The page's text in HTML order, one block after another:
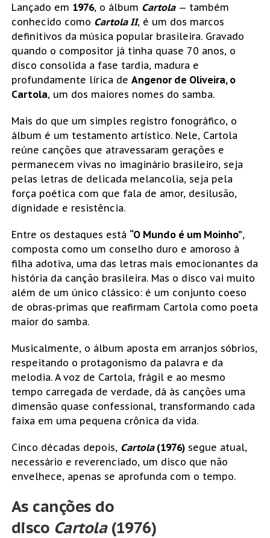
Lançado em 1976, o álbum Cartola— também
conhecido como Cartola II, é um dos marcos
definitivos da música popular brasileira. Gravado
quando o compositor já tinha quase 70 anos, o
disco consolida a fase tardia, madura e
profundamente lírica de Angenor de Oliveira, o
Cartola, um dos maiores nomes do samba.
Mais do que um simples registro fonográfico, o
álbum é um testamento artístico. Nele, Cartola
reúne canções que atravessaram gerações e
permanecem vivas no imaginário brasileiro, seja
pelas letras de delicada melancolia, seja pela
força poética com que fala de amor, desilusão,
dignidade e resistência.
Entre os destaques está “O Mundo é um Moinho”,
composta como um conselho duro e amoroso à
filha adotiva, uma das letras mais emocionantes da
história da canção brasileira. Mas o disco vai muito
além de um único clássico: é um conjunto coeso
de obras-primas que reafirmam Cartola como poeta
maior do samba.
Musicalmente, o álbum aposta em arranjos sóbrios,
respeitando o protagonismo da palavra e da
melodia. A voz de Cartola, frágil e ao mesmo
tempo carregada de verdade, dá às canções uma
dimensão quase confessional, transformando cada
faixa em uma pequena crônica da vida.
Cinco décadas depois, Cartola(1976)segue atual,
necessário e reverenciado, um disco que não
envelhece, apenas se aprofunda com o tempo.
As canções do
disco Cartola(1976)